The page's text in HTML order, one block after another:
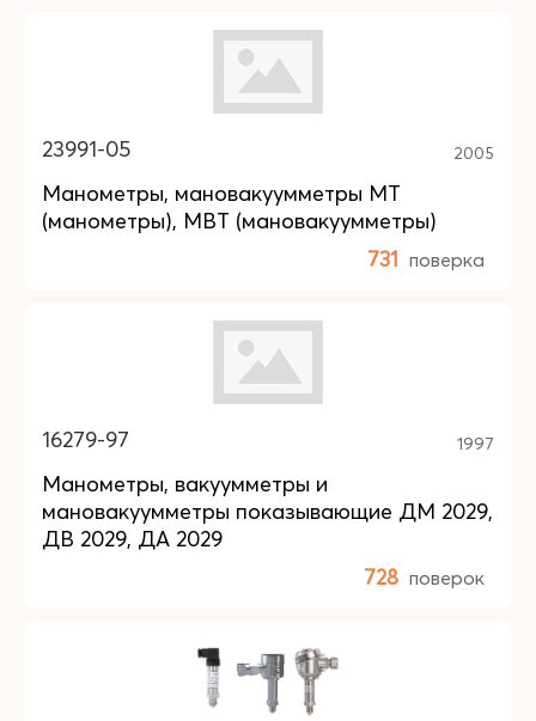
23991-05 2005
Манометры, мановакуумметры МТ
(манометры), МВТ (мановакуумметры)
731 поверка
16279-97 1997
Манометры, вакуумметры и
мановакуумметры показывающие ДМ 2029,
ДВ 2029, ДА 2029
728 поверок